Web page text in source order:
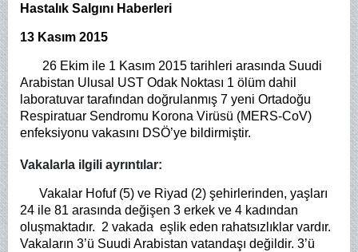
Hastalık Salgını Haberleri
13 Kasım 2015
26 Ekim ile 1 Kasım 2015 tarihleri arasında Suudi
Arabistan Ulusal UST Odak Noktası 1 ölüm dahil
laboratuvar tarafından doğrulanmış 7 yeni Ortadoğu
Respiratuar Sendromu Korona Virüsü (MERS-CoV)
enfeksiyonu vakasını DSÖ’ye bildirmiştir.
Vakalarla ilgili ayrıntılar:
Vakalar Hofuf (5) ve Riyad (2) şehirlerinden, yaşları
24 ile 81 arasında değişen 3 erkek ve 4 kadından
oluşmaktadır. 2 vakada eşlik eden rahatsızlıklar vardır.
Vakaların 3’ü Suudi Arabistan vatandaşı değildir. 3’ü